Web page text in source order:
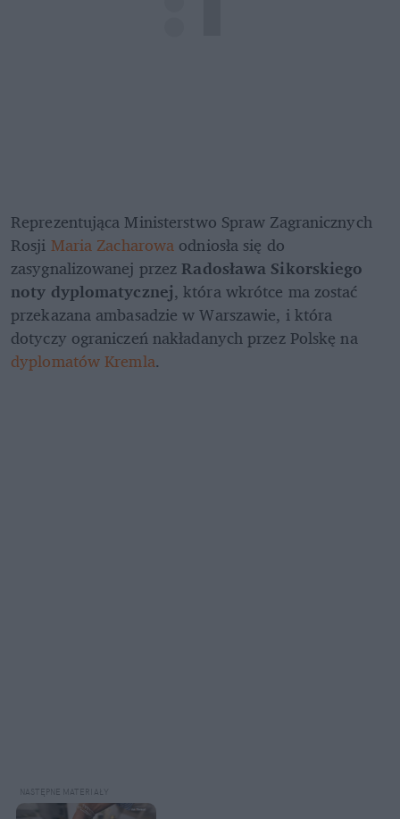
Reprezentująca Ministerstwo Spraw Zagranicznych
Rosji Maria Zacharowa odniosła się do
zasygnalizowanej przez Radosława Sikorskiego
noty dyplomatycznej, która wkrótce ma zostać
przekazana ambasadzie w Warszawie, i która
dotyczy ograniczeń nakładanych przez Polskę na
dyplomatów Kremla.